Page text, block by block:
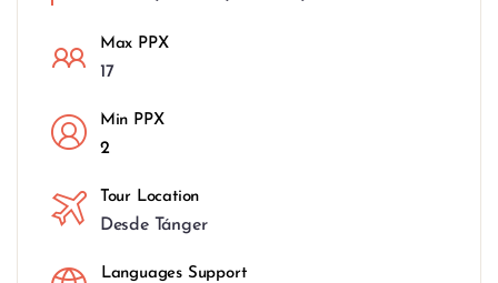
Max PPX
17
Min PPX
2
Tour Location
Desde Tánger
Languages Support